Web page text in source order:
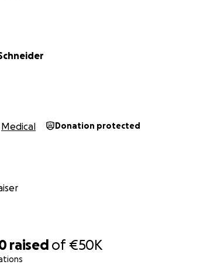
raised of€50K
Medical Donation protected